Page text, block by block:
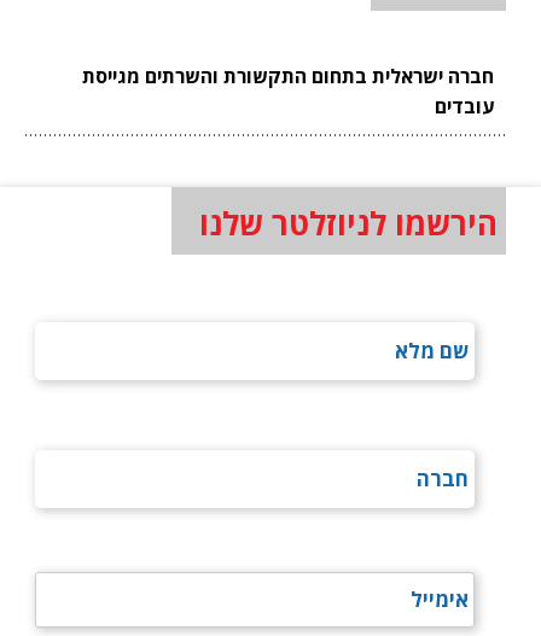
חברה ישראלית בתחום התקשורת והשרתים מגייסת
עובדים
הירשמו לניוזלטר שלנו